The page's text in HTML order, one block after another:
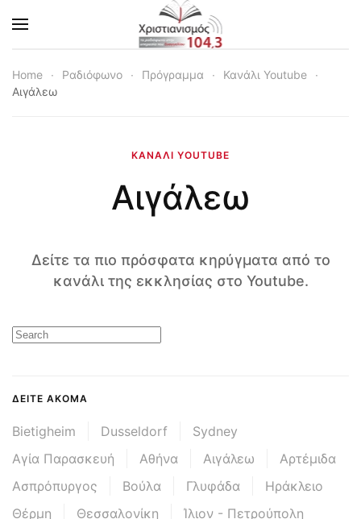
Skip to main content
Home Ραδιόφωνο Πρόγραμμα
Κανάλι Youtube
Αιγάλεω
ΚΑΝΆΛΙ YOUTUBE
Αιγάλεω
Δείτε τα πιο πρόσφατα κηρύγματα από το
κανάλι της εκκλησίας στο Youtube.
ΔΕΊΤΕ ΑΚΌΜΑ
Bietigheim Dusseldorf
Sydney
Αγία Παρασκευή
Αθήνα Αιγάλεω
Αρτέμιδα
Ασπρόπυργος
Βούλα Γλυφάδα
Ηράκλειο
Θέρμη
Θεσσαλονίκη
Ίλιον - Πετρούπολη